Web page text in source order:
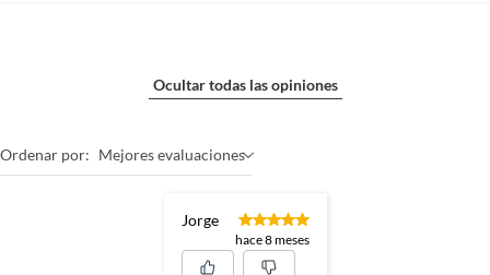
Ocultar todas las opiniones
Ordenar por: Mejores evaluaciones
Jorge
hace 8 meses